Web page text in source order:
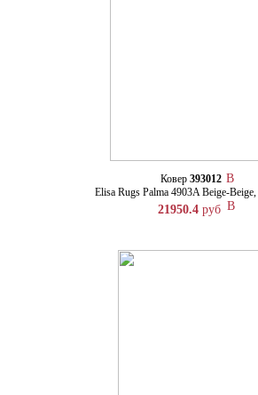
Ковер 393012
Elisa Rugs Palma 4903A Beige-Beige,
21950.4руб